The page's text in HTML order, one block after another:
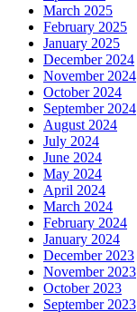
March 2025
February 2025
January 2025
December 2024
November 2024
October 2024
September 2024
August 2024
July 2024
June 2024
May 2024
April 2024
March 2024
February 2024
January 2024
December 2023
November 2023
October 2023
September 2023